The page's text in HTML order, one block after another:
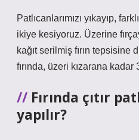
Patlıcanlarımızı yıkayıp,
ikiye kesiyoruz. Üzerine
kağıt serilmiş fırın tepsisine
fırında, üzeri kızarana
Fırında çıtır
yapılır?